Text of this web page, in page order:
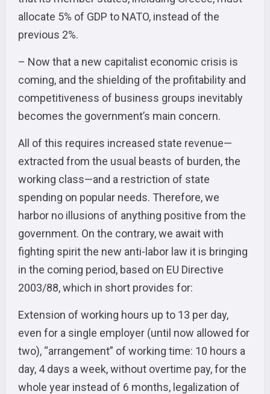
allocate 5% of GDP to NATO, instead of the
previous 2%.
– Now that a new capitalist economic crisis is
coming, and the shielding of the profitability and
competitiveness of business groups inevitably
becomes the government’s main concern.
All of this requires increased state revenue—
extracted from the usual beasts of burden, the
working class—and a restriction of state
spending on popular needs. Therefore, we
harbor no illusions of anything positive from the
government. On the contrary, we await with
fighting spirit the new anti-labor law it is bringing
in the coming period, based on EU Directive
2003/88, which in short provides for:
Extension of working hours up to 13 per day,
even for a single employer (until now allowed for
two), “arrangement” of working time: 10 hours a
day, 4 days a week, without overtime pay, for the
whole year instead of 6 months, legalization of